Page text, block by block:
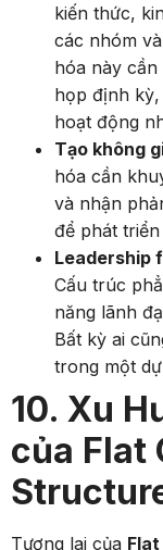
kiến thức,
các nhóm
hóa này
họp định kỳ,
hoạt động
Tạo không
hóa cần
và nhận
để phát
Leadership
Cấu trúc
năng lãnh
Bất kỳ ai
trong một
10. Xu
của Flat
Tương lai của